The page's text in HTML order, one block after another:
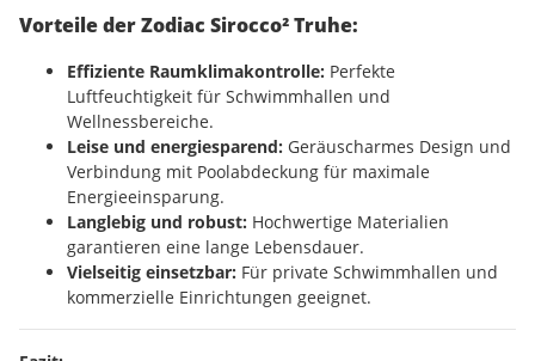
Vorteile der Zodiac Sirocco² Truhe:
Effiziente Raumklimakontrolle: Perfekte
Luftfeuchtigkeit für Schwimmhallen und
Wellnessbereiche.
Leise und energiesparend: Geräuscharmes Design und
Verbindung mit Poolabdeckung für maximale
Energieeinsparung.
Langlebig und robust: Hochwertige Materialien
garantieren eine lange Lebensdauer.
Vielseitig einsetzbar: Für private Schwimmhallen und
kommerzielle Einrichtungen geeignet.